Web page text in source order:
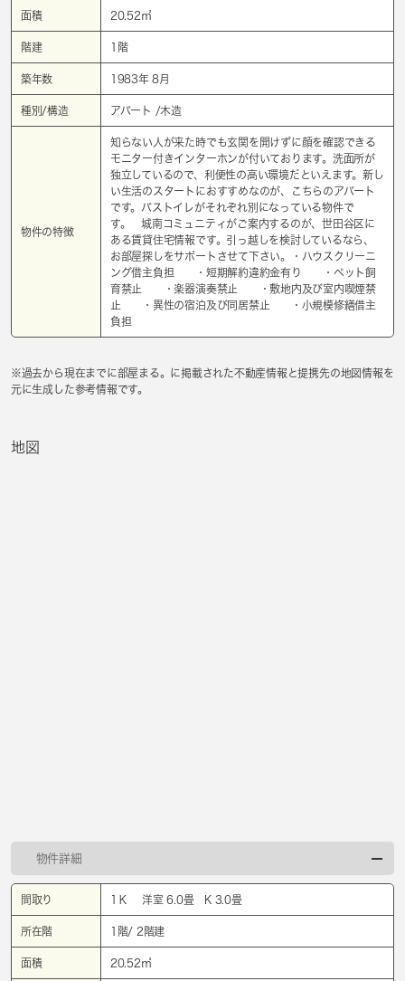
面積 20.52㎡
階建 1階
築年数 1983年 8月
種別/構造 アパート /木造
物件の特徴
知らない人が来た時でも玄関を開けずに顔を確認できる
モニター付きインターホンが付いております。洗面所が
独立しているので、利便性の高い環境だといえます。新し
い生活のスタートにおすすめなのが、こちらのアパート
です。バストイレがそれぞれ別になっている物件で
す。 城南コミュニティがご案内するのが、世田谷区に
ある賃貸住宅情報です。引っ越しを検討しているなら、
お部屋探しをサポートさせて下さい。・ハウスクリーニ
ング借主負担 ・短期解約違約金有り ・ペット飼
育禁止 ・楽器演奏禁止 ・敷地内及び室内喫煙禁
止 ・異性の宿泊及び同居禁止 ・小規模修繕借主
負担
※過去から現在までに部屋まる。に掲載された不動産情報と提携先の地図情報を
元に生成した参考情報です。
地図
物件詳細
間取り 1Ｋ 洋室 6.0畳 K 3.0畳
所在階 1階/ 2階建
面積 20.52㎡